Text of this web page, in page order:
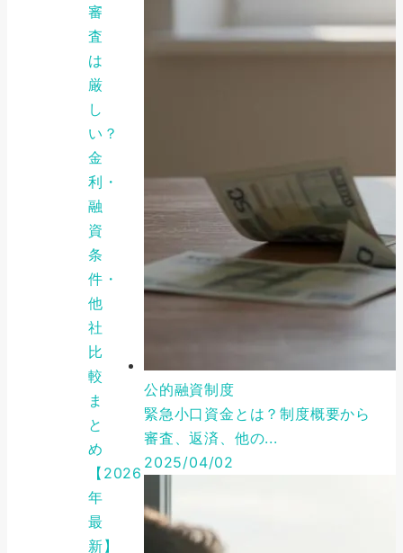
審
査
は
厳
し
い？
金
利・
融
資
条
件・
他
社
比
較
ま
と
め
【2026
年
最
新】
公的融資制度
緊急小口資金とは？制度概要から
審査、返済、他の...
2025/04/02